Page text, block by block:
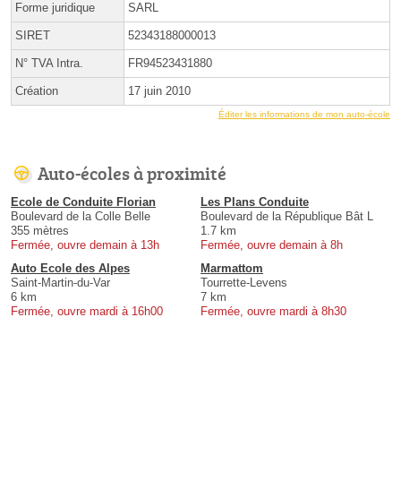
Forme juridique SARL
SIRET 52343188000013
N° TVA Intra. FR94523431880
Création 17 juin 2010
Éditer les informations de mon auto-école
Auto-écoles à proximité
Ecole de Conduite Florian
Boulevard de la Colle Belle
355 mètres
Fermée, ouvre demain à 13h
Les Plans Conduite
Boulevard de la République Bât L
1.7 km
Fermée, ouvre demain à 8h
Auto Ecole des Alpes
Saint-Martin-du-Var
6 km
Fermée, ouvre mardi à 16h00
Marmattom
Tourrette-Levens
7 km
Fermée, ouvre mardi à 8h30